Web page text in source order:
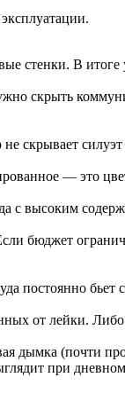
стенки. В
скрыть
скрывает
— это
с высоким
бюджет
постоянно
от лейки.
дымка (почти
при